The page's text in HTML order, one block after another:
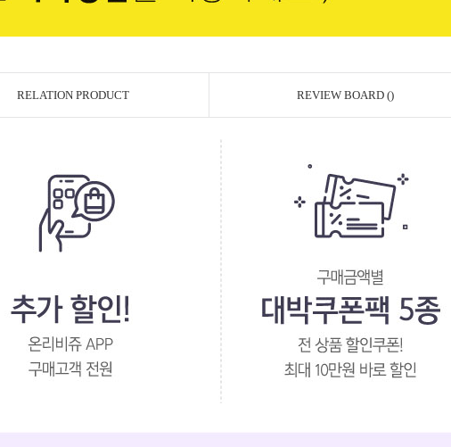
페이코 ID로 페이코 라이
RELATION PRODUCT REVIEW BOARD ()